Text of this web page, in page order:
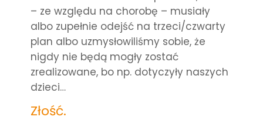
– ze względu na chorobę – musiały
albo zupełnie odejść na trzeci/czwarty
plan albo uzmysłowiliśmy sobie, że
nigdy nie będą mogły zostać
zrealizowane, bo np. dotyczyły naszych
dzieci…
Złość.